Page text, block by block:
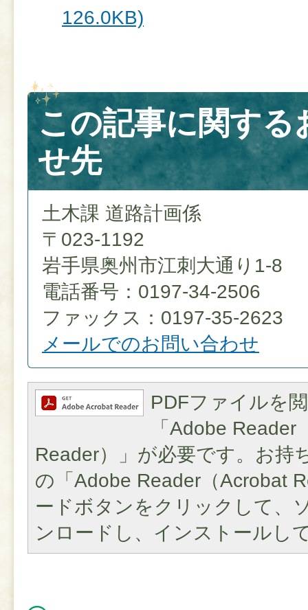
126.0KB)
この記事に関する
せ先
土木課 道路計画係
〒023-1192
岩手県奥州市江刺大通り1-8
電話番号：0197-34-2506
ファックス：0197-35-2623
メールでのお問い合わせ
PDFファイルを
「Adobe Reader
Reader）」が必要です。お持
の「Adobe Reader（Acrobat
ードボタンをクリックして、
ンロードし、インストールし